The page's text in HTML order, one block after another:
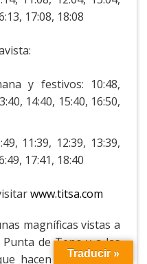
17:08, 18:08
y festivos: 10:48,
14:40, 15:40, 16:50,
11:39, 12:39, 13:39,
17:41, 18:40
www.titsa.com
magníficas vistas a
de Teno y a las
hacen de un lugar
Traducir »